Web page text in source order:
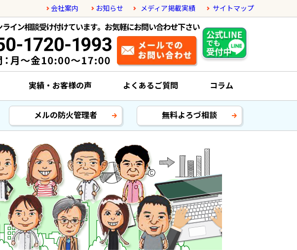
会社案内 お知らせ メディア掲載実績 サイトマップ
実績・お客様の声 よくあるご質問 コラム
メルの防火管理者 無料よろづ相談